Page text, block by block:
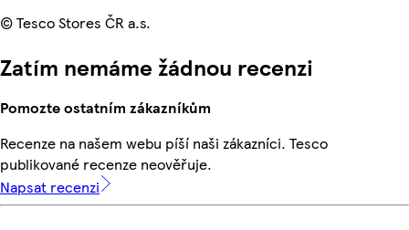
© Tesco Stores ČR a.s.
Zatím nemáme žádnou recenzi
Pomozte ostatním zákazníkům
Recenze na našem webu píší naši zákazníci. Tesco
publikované recenze neověřuje.
Napsat recenzi